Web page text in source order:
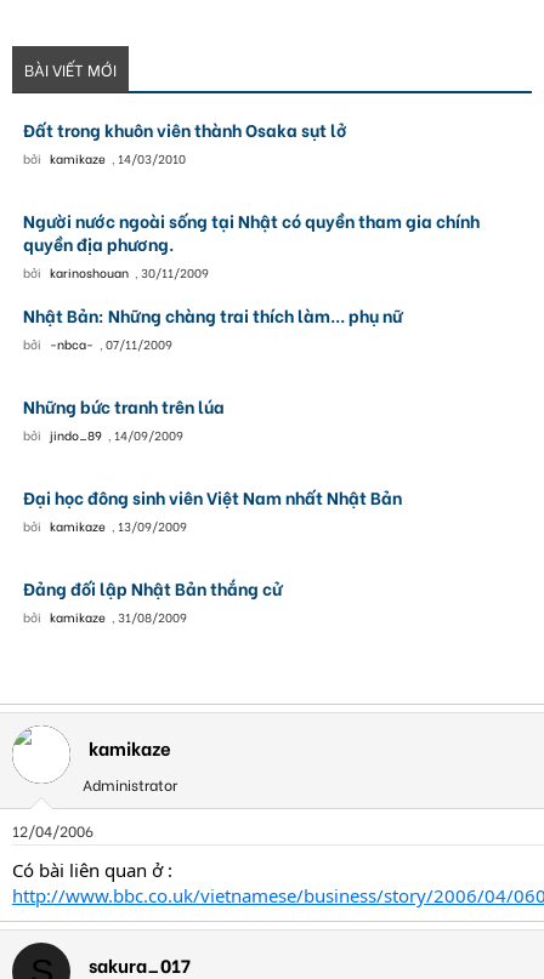
BÀI VIẾT MỚI
Đất trong khuôn viên thành Osaka sụt lở
bởi kamikaze , 14/03/2010
Người nước ngoài sống tại Nhật có quyền tham gia chính
quyền địa phương.
bởi karinoshouan , 30/11/2009
Nhật Bản: Những chàng trai thích làm... phụ nữ
bởi -nbca- , 07/11/2009
Những bức tranh trên lúa
bởi jindo_89 , 14/09/2009
Đại học đông sinh viên Việt Nam nhất Nhật Bản
bởi kamikaze , 13/09/2009
Đảng đối lập Nhật Bản thắng cử
bởi kamikaze , 31/08/2009
kamikaze
Administrator
12/04/2006
Có bài liên quan ở :
http://www.bbc.co.uk/vietnamese/business/story/2006/04/
S sakura_017